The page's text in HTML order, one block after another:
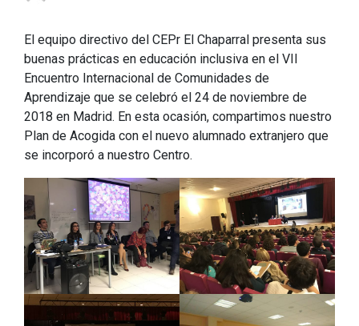
El equipo directivo del CEPr El Chaparral presenta sus
buenas prácticas en educación inclusiva en el VII
Encuentro Internacional de Comunidades de
Aprendizaje que se celebró el 24 de noviembre de
2018 en Madrid. En esta ocasión, compartimos nuestro
Plan de Acogida con el nuevo alumnado extranjero que
se incorporó a nuestro Centro.